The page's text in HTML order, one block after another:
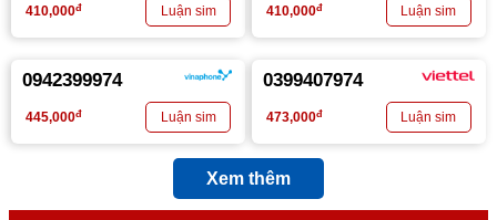
410,000đ 410,000đ
0942399974
445,000đ
0399407974
473,000đ
Xem thêm